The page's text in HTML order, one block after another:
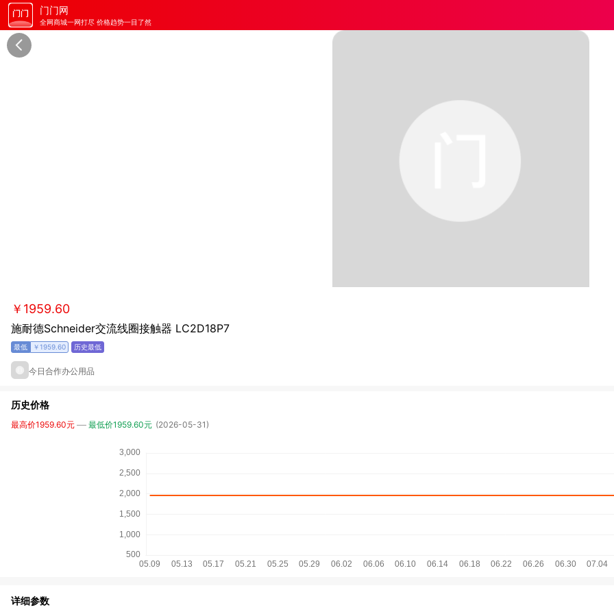
门门网
全网商城一网打尽 价格趋势一目了然
￥1959.60
施耐德Schneider交流线圈接触器 LC2D18P7
￥1959.60
今日合作办公用品
历史价格
最高价1959.60元 最低价1959.60元 (2026-05-31)
详细参数